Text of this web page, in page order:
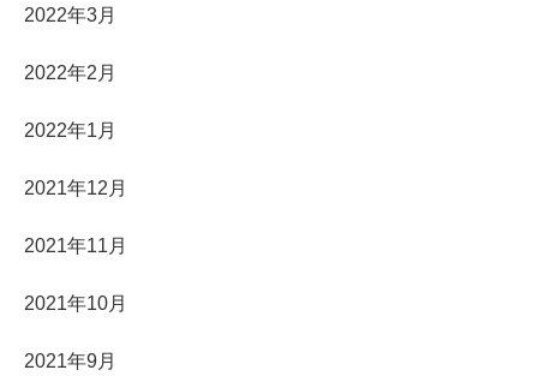
2022年3月
2022年2月
2022年1月
2021年12月
2021年11月
2021年10月
2021年9月